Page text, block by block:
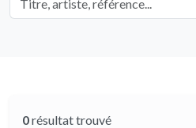
0résultat trouvé